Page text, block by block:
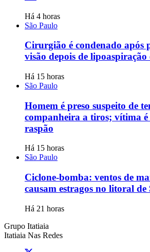
Há 4 horas
São Paulo
Cirurgião é condenado após
visão depois de lipoaspiração
Há 15 horas
São Paulo
Homem é preso suspeito de
companheira a tiros; vítima
raspão
Há 15 horas
São Paulo
Ciclone-bomba: ventos de
causam estragos no litoral de
Há 21 horas
Grupo Itatiaia
Itatiaia Nas Redes